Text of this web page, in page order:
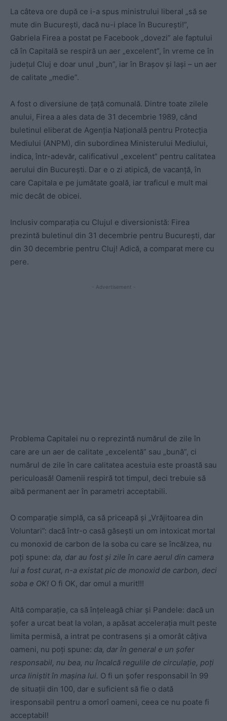
La câteva ore după ce i-a spus ministrului liberal „să se
mute din București, dacă nu-i place în București!”,
Gabriela Firea a postat pe Facebook „dovezi” ale faptului
că în Capitală se respiră un aer „excelent”, în vreme ce în
județul Cluj e doar unul „bun”, iar în Brașov și Iași – un aer
de calitate „medie”.
A fost o diversiune de țață comunală. Dintre toate zilele
anului, Firea a ales data de 31 decembrie 1989, când
buletinul eliberat de Agenția Națională pentru Protecția
Mediului (ANPM), din subordinea Ministerului Mediului,
indica, într-adevăr, calificativul „excelent” pentru calitatea
aerului din București. Dar e o zi atipică, de vacanță, în
care Capitala e pe jumătate goală, iar traficul e mult mai
mic decât de obicei.
Inclusiv comparația cu Clujul e diversionistă: Firea
prezintă buletinul din 31 decembrie pentru București, dar
din 30 decembrie pentru Cluj! Adică, a comparat mere cu
pere.
- Advertisement -
Problema Capitalei nu o reprezintă numărul de zile în
care are un aer de calitate „excelentă” sau „bună”, ci
numărul de zile în care calitatea acestuia este proastă sau
periculoasă! Oamenii respiră tot timpul, deci trebuie să
aibă permanent aer în parametri acceptabili.
O comparație simplă, ca să priceapă și „Vrăjitoarea din
Voluntari”: dacă într-o casă găsești un om intoxicat mortal
cu monoxid de carbon de la soba cu care se încălzea, nu
poți spune: da, dar au fost și zile în care aerul din camera
lui a fost curat, n-a existat pic de monoxid de carbon, deci
soba e OK! O fi OK, dar omul a murit!!!
Altă comparație, ca să înțeleagă chiar și Pandele: dacă un
șofer a urcat beat la volan, a apăsat accelerația mult peste
limita permisă, a intrat pe contrasens și a omorât câțiva
oameni, nu poți spune: da, dar în general e un șofer
responsabil, nu bea, nu încalcă regulile de circulație, poți
urca liniștit în mașina lui. O fi un șofer responsabil în 99
de situații din 100, dar e suficient să fie o dată
iresponsabil pentru a omorî oameni, ceea ce nu poate fi
acceptabil!